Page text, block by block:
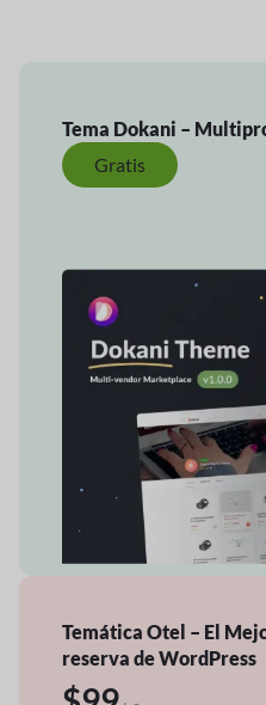
Tema Dokani –
Gratis
Temática Otel – El
reserva de WordPress